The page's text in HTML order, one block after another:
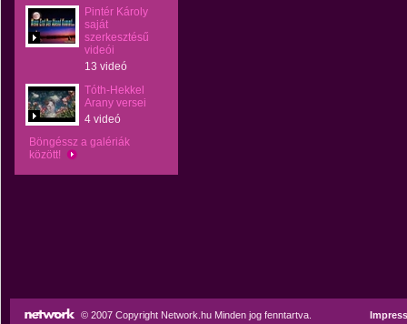
Pintér Károly
saját
szerkesztésű
videói
13 videó
Tóth-Hekkel
Arany versei
4 videó
Böngéssz a galériák
között!
© 2007 Copyright Network.hu Minden jog fenntartva.